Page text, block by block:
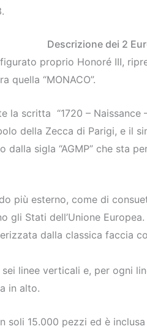
Descrizione dei 2
proprio Honoré III,
quella “MONACO”.
la scritta “1720 –
della Zecca di Parigi, e il
sigla “AGMP” che sta
più esterno, come di
gli Stati dell’Unione Europea.
dalla classica faccia
linee verticali e, per ogni
in alto.
soli 15.000 pezzi ed è